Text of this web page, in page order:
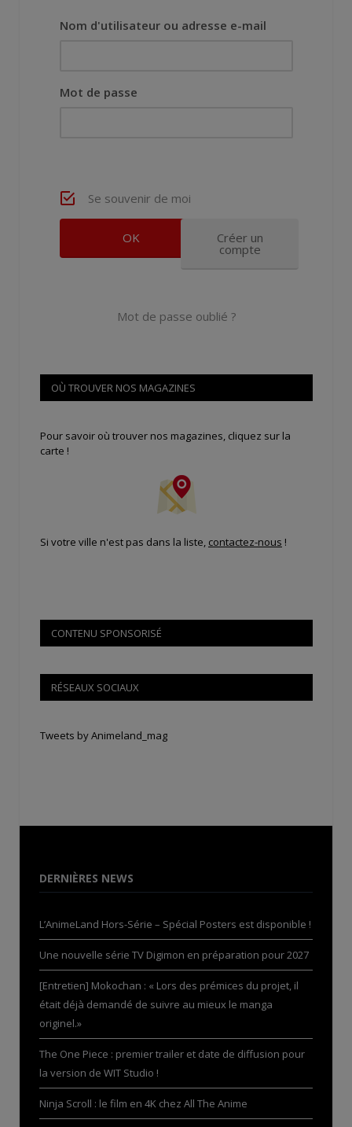
Nom d'utilisateur ou adresse e-mail
Mot de passe
Se souvenir de moi
Créer un
compte
Mot de passe oublié ?
OÙ TROUVER NOS MAGAZINES
Pour savoir où trouver nos magazines, cliquez sur la
carte !
Si votre ville n'est pas dans la liste, contactez-nous !
CONTENU SPONSORISÉ
RÉSEAUX SOCIAUX
Tweets by Animeland_mag
DERNIÈRES NEWS
L’AnimeLand Hors-Série – Spécial Posters est disponible !
Une nouvelle série TV Digimon en préparation pour 2027
[Entretien] Mokochan : « Lors des prémices du projet, il
était déjà demandé de suivre au mieux le manga
originel.»
The One Piece : premier trailer et date de diffusion pour
la version de WIT Studio !
Ninja Scroll : le film en 4K chez All The Anime